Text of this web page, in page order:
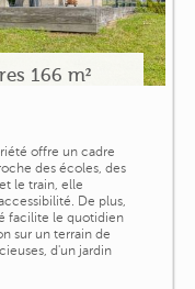
166 m²
offre un cadre
des écoles, des
le train, elle
De plus,
facilite le quotidien
sur un terrain de
d'un jardin